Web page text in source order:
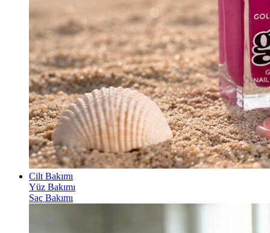
Cilt Bakımı
Yüz Bakımı
Saç Bakımı